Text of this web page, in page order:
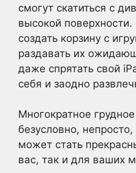
смогут скатиться с
высокой
создать корзину с
раздавать их
даже спрятать свой
себя и заодно
Многократное
безусловно,
может стать
вас, так и для ваших